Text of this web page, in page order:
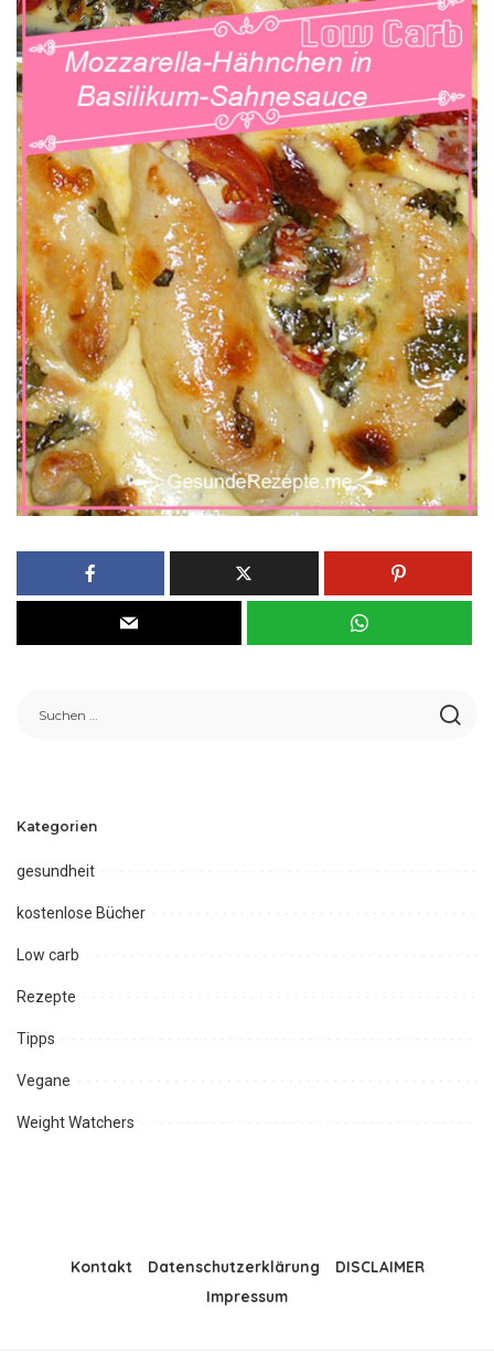
Kategorien
gesundheit
kostenlose Bücher
Low carb
Rezepte
Tipps
Vegane
Weight Watchers
Kontakt Datenschutzerklärung
DISCLAIMER
Impressum